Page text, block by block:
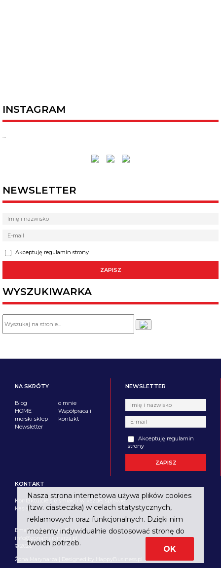
Nasza strona internetowa używa plików cookies
(tzw. ciasteczka) w celach statystycznych,
reklamowych oraz funkcjonalnych. Dzięki nim
możemy indywidualnie dostosować stronę do
twoich potrzeb.
OK
INSTAGRAM
…
NEWSLETTER
Akceptuję regulamin strony
WYSZUKIWARKA
NA SKRÓTY
Blog
HOME
morski sklep
Newsletter
o mnie
Współpraca i
kontakt
NEWSLETTER
Akceptuję regulamin
strony
KONTAKT
Kontaktujcie się śmiało i w każdej sprawie.
Kasia
Email imagine.info@wp.pl
info@zonamarynarza.pl
© 2026
Żona Marynarza | Designed by